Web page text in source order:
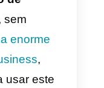
irão
de Bot: